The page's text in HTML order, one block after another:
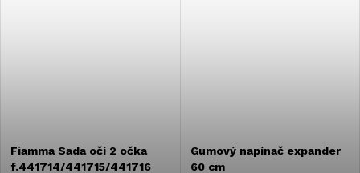
Fiamma Sada očí 2 očka
f.441714/441715/441716
Gumový napínač expander
60 cm